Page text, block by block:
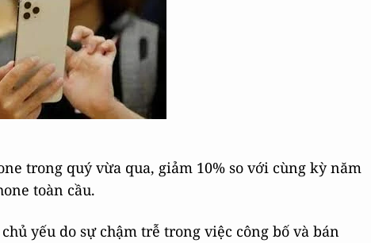
trong quý vừa qua, giảm 10% so với cùng kỳ năm
toàn cầu.
yếu do sự chậm trễ trong việc công bố và bán